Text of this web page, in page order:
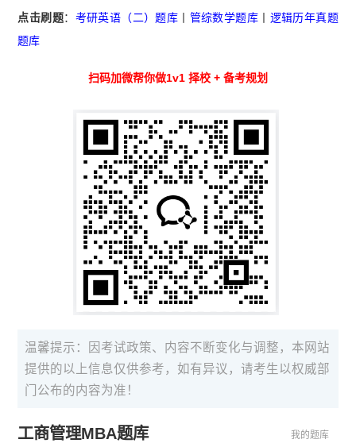
点击刷题： 考研英语（二）题库 管综数学题库
逻辑历年真题
题库
扫码加微帮你做1v1 择校 + 备考规划
温馨提示：因考试政策、内容不断变化与调整，本网站
提供的以上信息仅供参考，如有异议，请考生以权威部
门公布的内容为准！
工商管理MBA题库 我的题库